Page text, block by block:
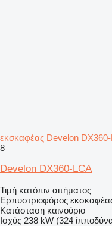
εκσκαφέας Develon
8
Develon DX360-LCA
Τιμή κατόπιν αιτήματος
Ερπυστριοφόρος
Κατάσταση καινούριο
Ισχύς 238 kW (324